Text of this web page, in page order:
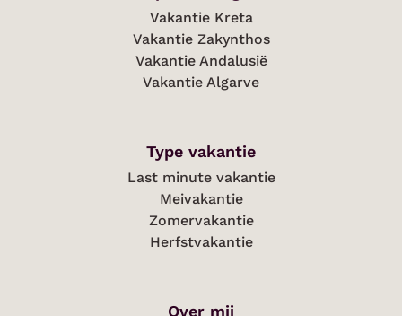
Vakantie Kreta
Vakantie Zakynthos
Vakantie Andalusië
Vakantie Algarve
Type vakantie
Last minute vakantie
Meivakantie
Zomervakantie
Herfstvakantie
Over mij